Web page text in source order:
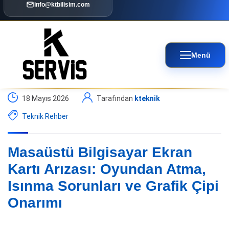
info@ktbilisim.com
Menü
18 Mayıs 2026 Tarafından kteknik
Teknik Rehber
Masaüstü Bilgisayar Ekran
Kartı Arızası: Oyundan Atma,
Isınma Sorunları ve Grafik Çipi
Onarımı